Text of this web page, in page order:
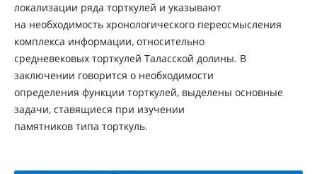
локализации ряда торткулей и указывают
на необходимость хронологического переосмысления
комплекса информации, относительно
средневековых торткулей Таласской долины. В
заключении говорится о необходимости
определения функции торткулей, выделены основные
задачи, ставящиеся при изучении
памятников типа торткуль.